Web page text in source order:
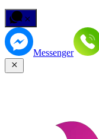
Messenger